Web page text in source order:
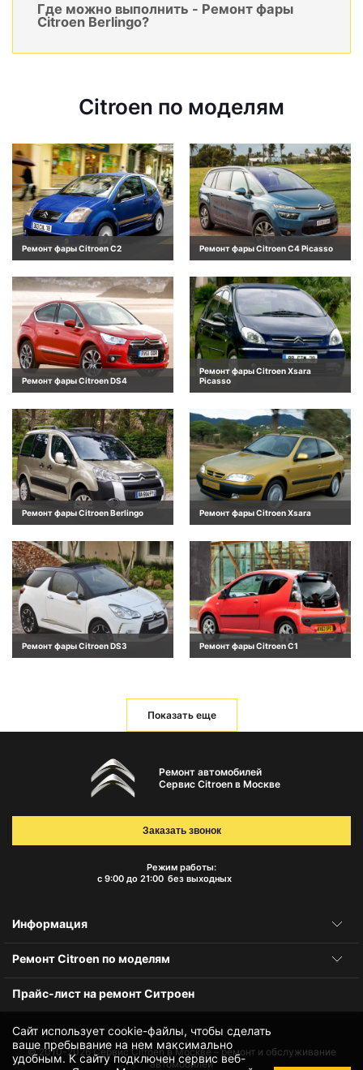
Где можно выполнить - Ремонт фары
Citroen Berlingo?
Citroen по моделям
Ремонт фары Citroen C2 Ремонт фары Citroen C4 Picasso
Ремонт фары Citroen DS4
Ремонт фары Citroen Xsara
Picasso
Ремонт фары Citroen Berlingo Ремонт фары Citroen Xsara
Ремонт фары Citroen DS3 Ремонт фары Citroen C1
Показать еще
Сайт использует cookie-файлы, чтобы сделать
ваше пребывание на нем максимально
удобным. К cайту подключен сервис веб-
Ремонт автомобилей
Сервис Citroen в Москве
Режим работы:
с 9:00 до 21:00 без выходных
Заказать звонок
Информация
Ремонт Citroen по моделям
Прайс-лист на ремонт Ситроен
© 2010-2026Сервис Citroen в Москве – ремонт и обслуживание
автомобилей